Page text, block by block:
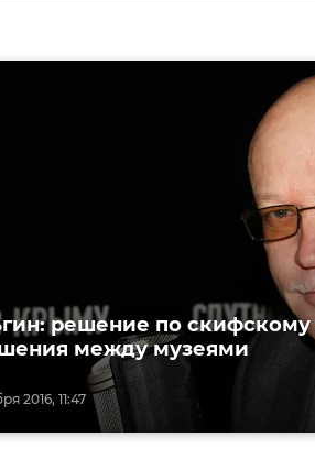
2016, 11:47
решение по скифскому
между музеями